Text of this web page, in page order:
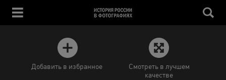
Добавить в избранное
Смотреть в лучшем
качестве